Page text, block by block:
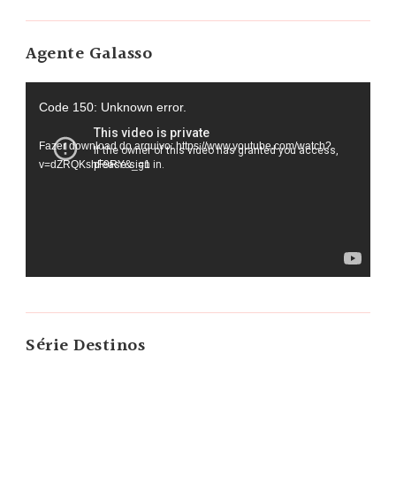
Agente Galasso
vídeo
Code 150: Unknown error.
Fazer download do arquivo: https://www.youtube.com/watch?
v=dZRQKshF9RY&_=1
Série Destinos